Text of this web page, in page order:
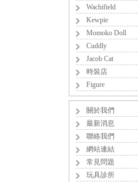
Wachifield
Kewpie
Momoko Doll
Cuddly
Jacob Cat
時裝店
Figure
關於我們
最新消息
聯絡我們
網站連結
常見問題
玩具診所